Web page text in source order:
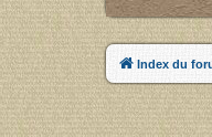
Index du